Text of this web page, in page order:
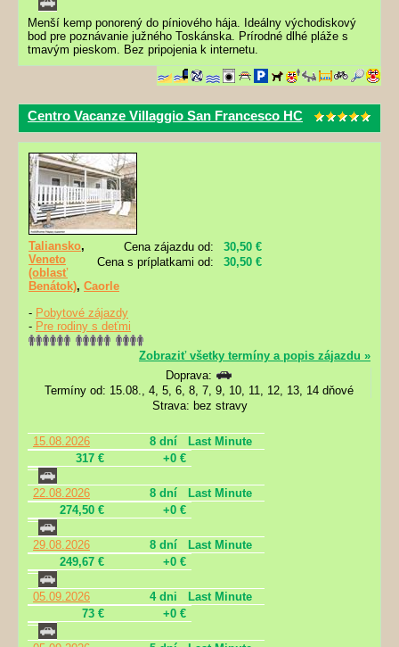
Menší kemp ponorený do píniového hája. Ideálny východiskový
bod pre poznávanie južného Toskánska. Prírodné dlhé pláže s
tmavým pieskom. Bez pripojenia k internetu.
Centro Vacanze Villaggio San Francesco HC
Cena zájazdu od:
30,50 €
Cena s príplatkami od:
30,50 €
Taliansko,
Veneto
(oblasť
Benátok), Caorle
- Pobytové zájazdy
- Pre rodiny s deťmi
Zobraziť všetky termíny a popis zájazdu »
Doprava:
Termíny od: 15.08., 4, 5, 6, 8, 7, 9, 10, 11, 12, 13, 14 dňové
Strava: bez stravy
15.08.2026 8 dní
Last Minute
317 €
+0 €
22.08.2026 8 dní
Last Minute
274,50 €
+0 €
29.08.2026 8 dní
Last Minute
249,67 €
+0 €
05.09.2026 4 dni
Last Minute
73 €
+0 €